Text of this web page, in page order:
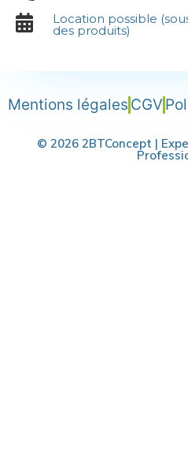
Location possible
des produits)
Mentions légales CGV
© 2026 2BTConcept |